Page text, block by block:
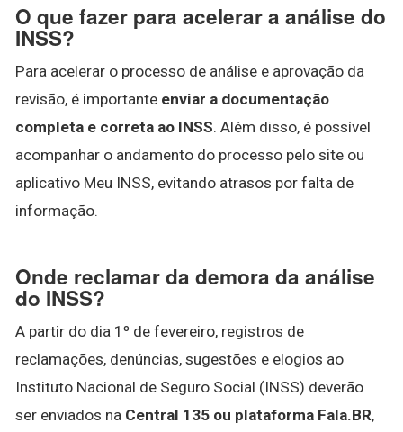
O que fazer para acelerar a análise do
INSS?
Para acelerar o processo de análise e aprovação da
revisão, é importante enviar a documentação
completa e correta ao INSS. Além disso, é possível
acompanhar o andamento do processo pelo site ou
aplicativo Meu INSS, evitando atrasos por falta de
informação.
Onde reclamar da demora da análise
do INSS?
A partir do dia 1º de fevereiro, registros de
reclamações, denúncias, sugestões e elogios ao
Instituto Nacional de Seguro Social (INSS) deverão
ser enviados na Central 135 ou plataforma Fala.BR,